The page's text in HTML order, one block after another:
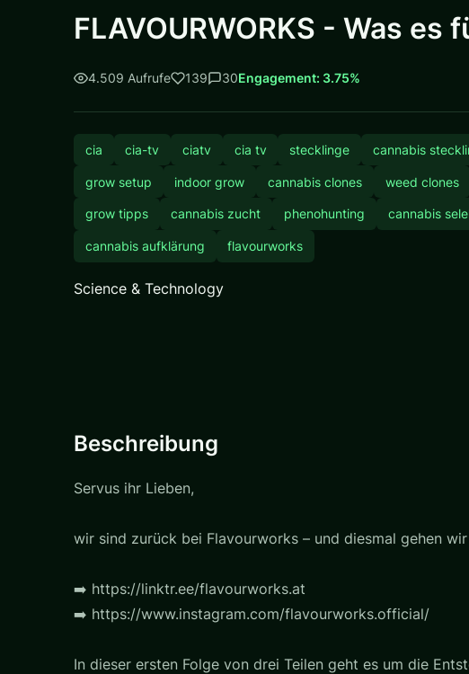
FLAVOURWORKS - Was
4.509 Aufrufe 139 30Engagement: 3.75%
cia cia-tv ciatv cia tv stecklinge cannabis
grow setup indoor grow cannabis clones weed clones
grow tipps cannabis zucht phenohunting cannabis
cannabis aufklärung flavourworks
Science & Technology
Beschreibung
Servus ihr Lieben,
wir sind zurück bei Flavourworks – und diesmal gehen
➡️ https://linktr.ee/flavourworks.at
➡️ https://www.instagram.com/flavourworks.official/
In dieser ersten Folge von drei Teilen geht es um die